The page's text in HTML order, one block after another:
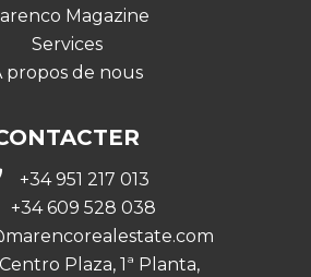
Magazine
Services
propos de nous
+34 951 217 013
+34 609 528 038
Centro Plaza, 1ª Planta,